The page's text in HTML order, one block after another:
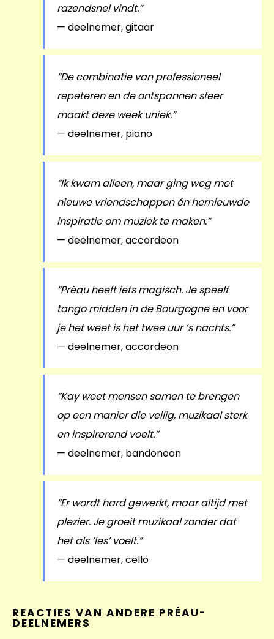
razendsnel vindt.”
— deelnemer, gitaar
“De combinatie van professioneel
repeteren en de ontspannen sfeer
maakt deze week uniek.”
— deelnemer, piano
“Ik kwam alleen, maar ging weg met
nieuwe vriendschappen én hernieuwde
inspiratie om muziek te maken.”
— deelnemer, accordeon
“Préau heeft iets magisch. Je speelt
tango midden in de Bourgogne en voor
je het weet is het twee uur ’s nachts.”
— deelnemer, accordeon
“Kay weet mensen samen te brengen
op een manier die veilig, muzikaal sterk
en inspirerend voelt.”
— deelnemer, bandoneon
“Er wordt hard gewerkt, maar altijd met
plezier. Je groeit muzikaal zonder dat
het als ‘les’ voelt.”
— deelnemer, cello
REACTIES VAN ANDERE PRÉAU-
DEELNEMERS